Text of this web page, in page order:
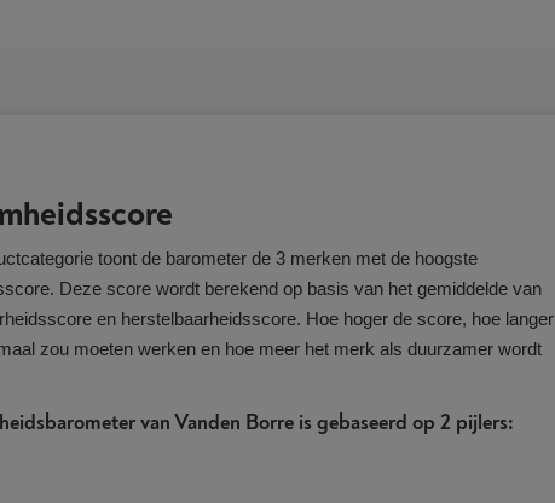
toont de barometer de 3 merken met de hoogste
Deze score wordt berekend op basis van het gemiddelde van
en herstelbaarheidsscore. Hoe hoger de score, hoe langer
zou moeten werken en hoe meer het merk als duurzamer wordt
van Vanden Borre is gebaseerd op 2 pijlers: